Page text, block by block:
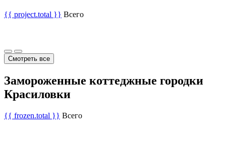
{{ project.total }} Всего
Смотреть все
Замороженные коттеджные городки
Красиловки
{{ frozen.total }} Всего